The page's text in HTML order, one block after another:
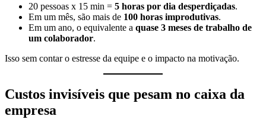
20 pessoas x 15 min = 5 horas por dia desperdiçadas.
Em um mês, são mais de 100 horas improdutivas.
Em um ano, o equivalente a quase 3 meses de trabalho de
um colaborador.
Isso sem contar o estresse da equipe e o impacto na motivação.
Custos invisíveis que pesam no caixa da
empresa